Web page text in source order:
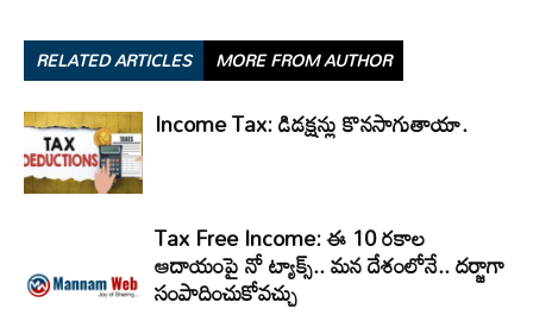
RELATED ARTICLES MORE FROM AUTHOR
Income Tax: డిడక్షన్లు కొనసాగుతాయా.
Tax Free Income: ఈ 10 రకాల
ఆదాయంపై నో ట్యాక్స్.. మన దేశంలోనే.. దర్జాగా
సంపాదించుకోవచ్చు